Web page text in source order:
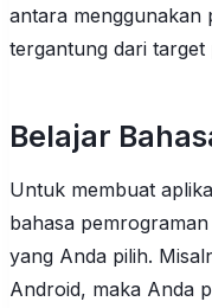
antara menggunakan
tergantung dari target
Belajar
Untuk membuat
bahasa
yang Anda pilih.
Android, maka Anda